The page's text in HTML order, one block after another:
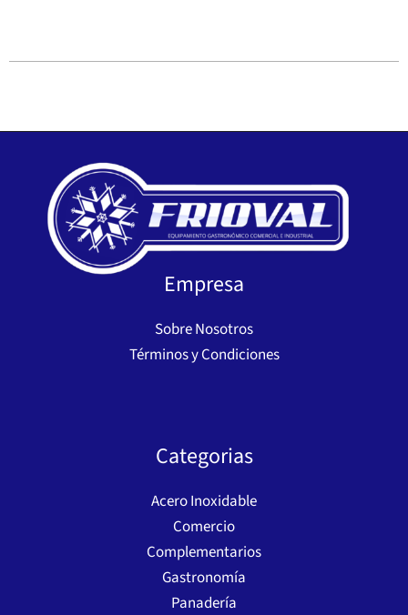
Empresa
Sobre Nosotros
Términos y Condiciones
Categorias
Acero Inoxidable
Comercio
Complementarios
Gastronomía
Panadería